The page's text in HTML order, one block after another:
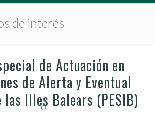
de interés
de Actuación en
de Alerta y Eventual
las Illes Balears (PESIB)